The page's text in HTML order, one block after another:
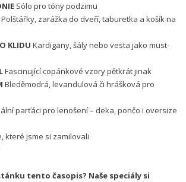
Sólo pro tóny podzimu
Polštářky, zarážka do dveří, taburetka a košík na
KLIDU Kardigany, šály nebo vesta jako must-
Fascinující copánkové vzory pětkrát jinak
Bleděmodrá, levandulová či hrášková pro
parťáci pro lenošení – deka, pončo i oversize
které jsme si zamilovali
tento časopis? Naše speciály si